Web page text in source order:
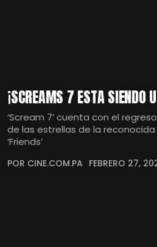
¡SCREAMS 7 ESTA SIENDO
‘Scream 7’ cuenta con el
de las estrellas de la
‘Friends’
POR CINE.COM.PA FEBRERO 27,